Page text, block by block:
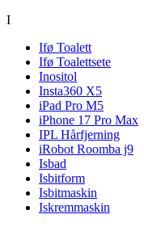
I
Ifø Toalett
Ifø Toalettsete
Inositol
Insta360 X5
iPad Pro M5
iPhone 17 Pro Max
IPL Hårfjerning
iRobot Roomba j9
Isbad
Isbitform
Isbitmaskin
Iskremmaskin